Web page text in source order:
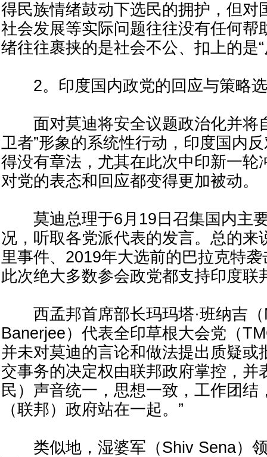
得民族情绪鼓动下选民的拥护，但对
社会发展等实际问题往往没有任何帮
绪往往裹挟的是社会不公、扣上的是
2。印度国内政党的回应与策略
面对莫迪将安全议题政治化并将
卫者”形象的系统性行动，印度国内
得没有章法，尤其在此次中印新一轮
对党的表态和回应都变得更加被动。
莫迪总理于6月19日召集国内主
况，听取各党派代表的发言。总的来
里事件、2019年大选前的巴拉克特
此次绝大多数参会政党都支持印度联
西孟邦首席部长玛玛塔·班纳吉（
Banerjee）代表全印草根大会党（
并未对莫迪的言论和做法提出质疑或
交事务的决定权由联邦政府掌控，并
民）声音统一，思想一致，工作团结
（联邦）政府站在一起。”
类似地，湿婆军（Shiv Sena）领